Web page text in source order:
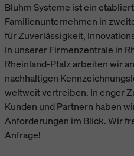
Bluhm Systeme ist ein
Familienunternehmen in
für Zuverlässigkeit,
In unserer Firmenzentrale in
Rheinland-Pfalz arbeiten wir
nachhaltigen
weltweit vertreiben. In enger
Kunden und Partnern haben
Anforderungen im Blick. Wir
Anfrage!